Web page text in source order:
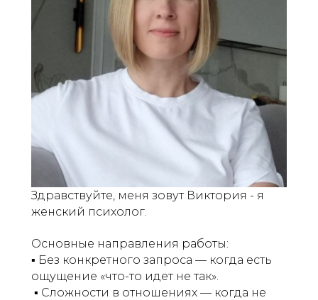
Здравствуйте, меня зовут Виктория - я
женский психолог.
Основные направления работы:
️▪︎ Без конкретного запроса — когда есть
ощущение «что-то идет не так».
️ ▪︎ Сложности в отношениях — когда не